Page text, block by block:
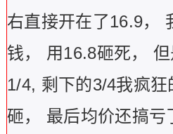
右直接开在了16.9，
钱， 用16.8砸死，
1/4, 剩下的3/4我疯狂
砸， 最后均价还搞亏